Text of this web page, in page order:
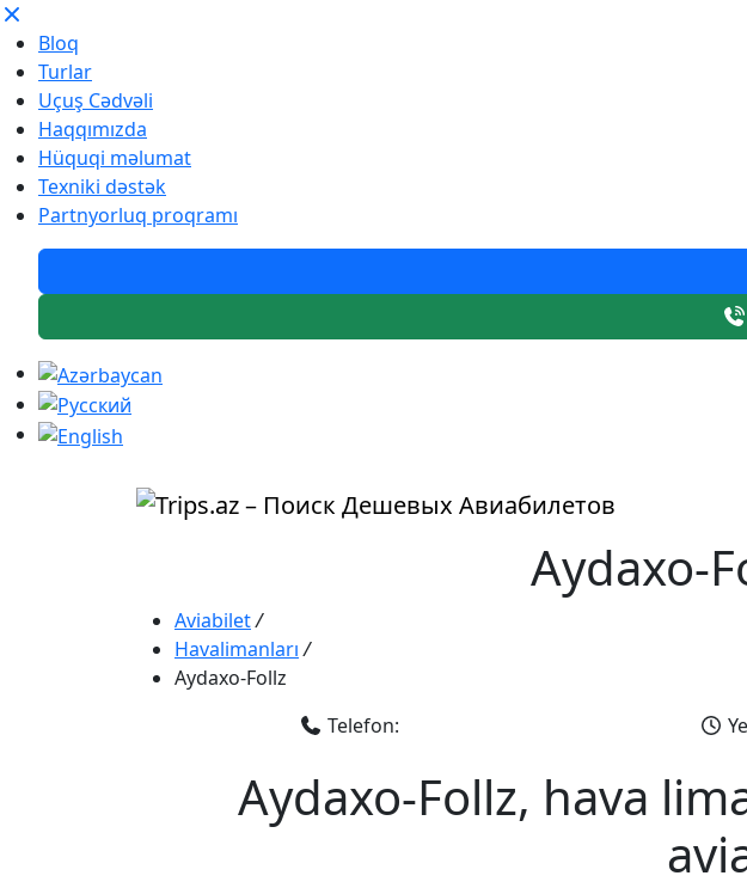
Bloq
Turlar
Uçuş Cədvəli
Haqqımızda
Hüquqi məlumat
Texniki dəstək
Partnyorluq proqramı
Aydaxo-
Aviabilet/
Havalimanları /
Aydaxo-Follz
Telefon:
Aydaxo-Follz, hava